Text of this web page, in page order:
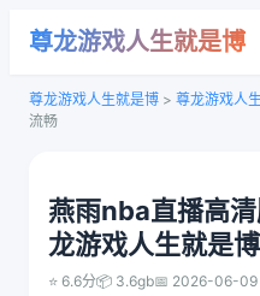
尊龙游戏人生就是博
尊龙游戏人生就是博 > 尊龙游戏人
流畅
燕雨nba直播高
龙游戏人生就是博
⭐ 6.6分📦 3.6gb📅 2026-06-09